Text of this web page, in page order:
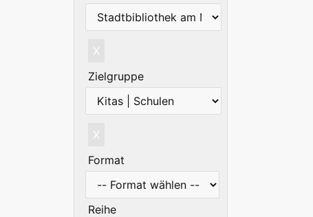
X
Zielgruppe
X
Format
Reihe